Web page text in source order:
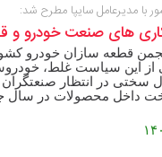
با مدیرعامل سایپا مطرح شد:
های صنعت خودرو و
قطعه سازان خودرو
این سیاست غلط،
سختی در انتظار
داخل محصولات در سال